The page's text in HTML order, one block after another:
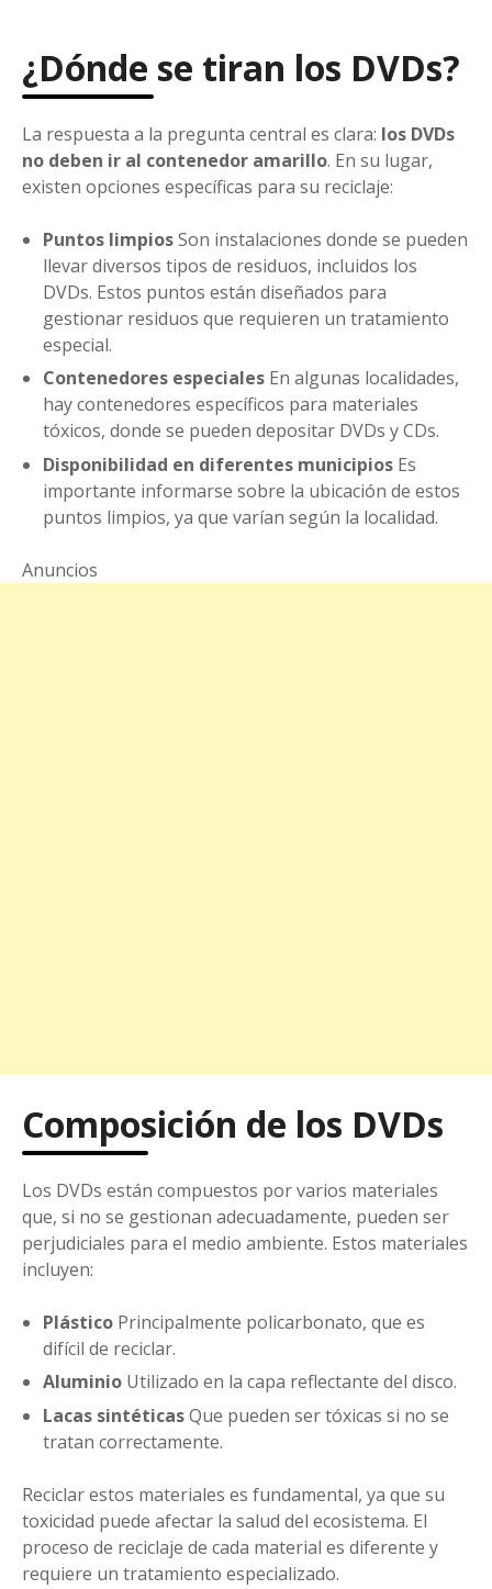
¿Dónde se tiran los DVDs?
La respuesta a la pregunta central es clara: los DVDs
no deben ir al contenedor amarillo. En su lugar,
existen opciones específicas para su reciclaje:
Puntos limpiosSon instalaciones donde se pueden
llevar diversos tipos de residuos, incluidos los
DVDs. Estos puntos están diseñados para
gestionar residuos que requieren un tratamiento
especial.
Contenedores especiales En algunas localidades,
hay contenedores específicos para materiales
tóxicos, donde se pueden depositar DVDs y CDs.
Disponibilidad en diferentes municipios Es
importante informarse sobre la ubicación de estos
puntos limpios, ya que varían según la localidad.
Anuncios
Composición de los DVDs
Los DVDs están compuestos por varios materiales
que, si no se gestionan adecuadamente, pueden ser
perjudiciales para el medio ambiente. Estos materiales
incluyen:
Plástico Principalmente policarbonato, que es
difícil de reciclar.
Aluminio Utilizado en la capa reflectante del disco.
Lacas sintéticasQue pueden ser tóxicas si no se
tratan correctamente.
Reciclar estos materiales es fundamental, ya que su
toxicidad puede afectar la salud del ecosistema. El
proceso de reciclaje de cada material es diferente y
requiere un tratamiento especializado.